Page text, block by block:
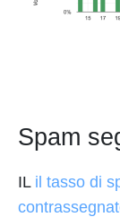
Spam
IL il tasso di